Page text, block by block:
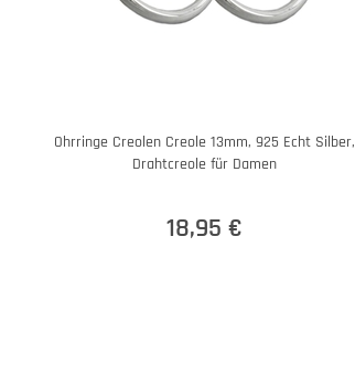
Ohrringe Creolen Creole 13mm, 925 Echt Silber,
Drahtcreole für Damen
18,95 €